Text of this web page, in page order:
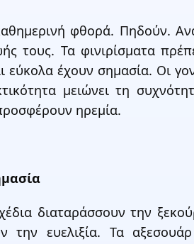
φθορά. Πηδούν.
τους. Τα φινιρίσματα
εύκολα έχουν σημασία. Οι
μειώνει τη
ηρεμία.
διαταράσσουν την
την ευελιξία. Τα